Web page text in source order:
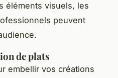
éléments visuels, les
peuvent
de plats
embellir vos créations